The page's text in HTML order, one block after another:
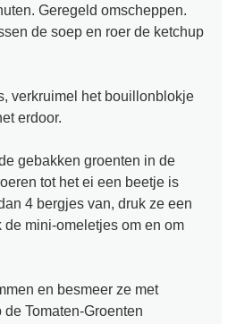
Geregeld omscheppen.
de soep en roer de ketchup
verkruimel het bouillonblokje
erdoor.
gebakken groenten in de
tot het ei een beetje is
4 bergjes van, druk ze een
de mini-omeletjes om en om
en besmeer ze met
Tomaten-Groenten